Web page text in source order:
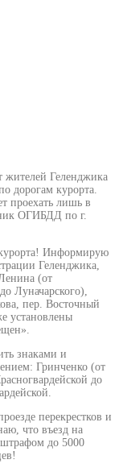
жителей Геленджика
дорогам курорта.
проехать лишь в
ОГИБДД по г.
Информирую
Геленджика,
(от
Луначарского),
пер. Восточный
установлены
знаками и
Гринченко (от
до
перекрестков и
что въезд на
до 5000